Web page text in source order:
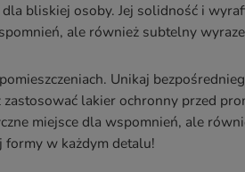
bliskiej osoby. Jej solidność i
ale również subtelny
Unikaj
lakier ochronny przed
miejsce dla wspomnień, ale
w każdym detalu!